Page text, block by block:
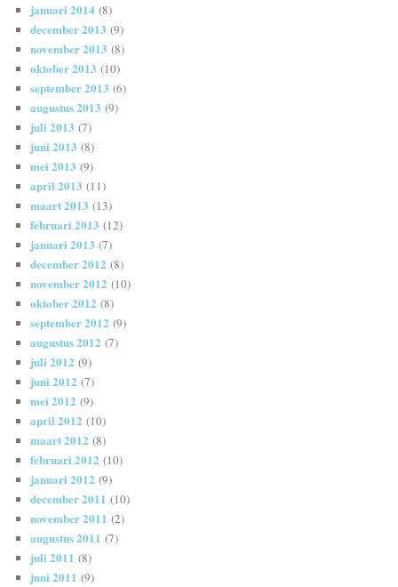
januari 2014 (8)
december 2013 (9)
november 2013 (8)
oktober 2013 (10)
september 2013 (6)
augustus 2013 (9)
juli 2013 (7)
juni 2013 (8)
mei 2013 (9)
april 2013 (11)
maart 2013 (13)
februari 2013 (12)
januari 2013 (7)
december 2012 (8)
november 2012 (10)
oktober 2012 (8)
september 2012 (9)
augustus 2012 (7)
juli 2012 (9)
juni 2012 (7)
mei 2012 (9)
april 2012 (10)
maart 2012 (8)
februari 2012 (10)
januari 2012 (9)
december 2011 (10)
november 2011 (2)
augustus 2011 (7)
juli 2011 (8)
juni 2011 (9)